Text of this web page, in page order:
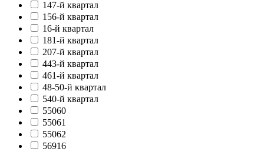
147-й квартал
156-й квартал
16-й квартал
181-й квартал
207-й квартал
443-й квартал
461-й квартал
48-50-й квартал
540-й квартал
55060
55061
55062
56916